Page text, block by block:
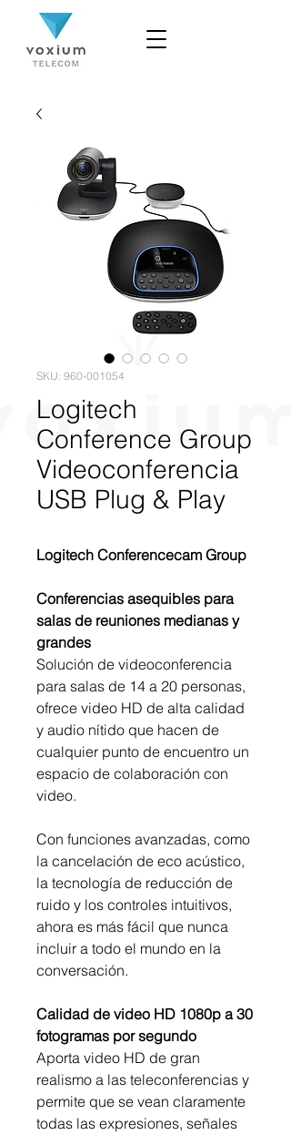
SKU: 960-001054
Logitech
Conference Group
Videoconferencia
USB Plug & Play
Logitech Conferencecam Group
Conferencias asequibles para
salas de reuniones medianas y
grandes
Solución de videoconferencia
para salas de 14 a 20 personas,
ofrece video HD de alta calidad
y audio nítido que hacen de
cualquier punto de encuentro un
espacio de colaboración con
video.
Con funciones avanzadas, como
la cancelación de eco acústico,
la tecnología de reducción de
ruido y los controles intuitivos,
ahora es más fácil que nunca
incluir a todo el mundo en la
conversación.
Calidad de video HD 1080p a 30
fotogramas por segundo
Aporta video HD de gran
realismo a las teleconferencias y
permite que se vean claramente
todas las expresiones, señales